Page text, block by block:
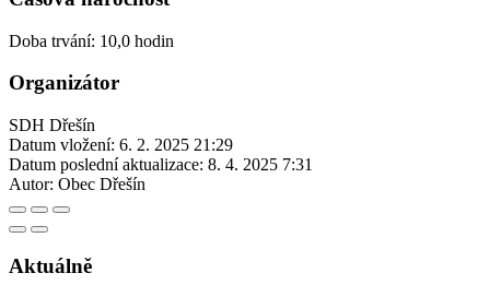
Doba trvání: 10,0 hodin
Organizátor
SDH Dřešín
Datum vložení: 6. 2. 2025 21:29
Datum poslední aktualizace: 8. 4. 2025 7:31
Autor: Obec Dřešín
Aktuálně